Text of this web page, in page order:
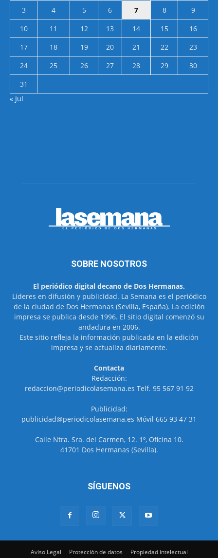
3
4 5 6 7 8
9
10
11 12 13 14 15
16
17
18 19 20 21 22
23
24
25 26 27 28 29
30
31
« Jul
SOBRE NOSOTROS
El periódico digital decano de Dos Hermanas.
Líderes en difusión y publicidad. La Semana es el periódico
de la ciudad de Dos Hermanas (Sevilla, España). La edición
impresa se publica desde 1996. El sitio digital comenzó su
andadura en 2006.
Este sitio refleja la información publicada en la edición
impresa y se actualiza diariamente.
Contacta
Redacción:
redaccion@periodicolasemana.es Telf. 95 567 91 92
Publicidad:
publicidad@periodicolasemana.es Móvil 665 93 47 31
Calle Ntra. Sra. del Carmen, 12. 1º, Oficina 10.
41701 Dos Hermanas (Sevilla).
SÍGUENOS
Aviso Legal Protección de datos Propiedad intelectual